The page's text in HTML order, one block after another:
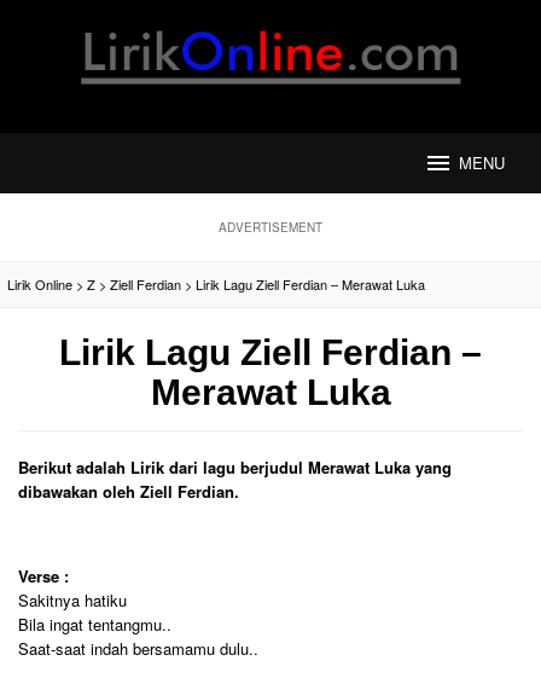
MENU
ADVERTISEMENT
Lirik Online > Z > Ziell Ferdian > Lirik Lagu Ziell Ferdian – Merawat Luka
Lirik Lagu Ziell Ferdian –
Merawat Luka
Berikut adalah Lirik dari lagu berjudul Merawat Luka yang
dibawakan oleh Ziell Ferdian.
Verse :
Sakitnya hatiku
Bila ingat tentangmu..
Saat-saat indah bersamamu dulu..